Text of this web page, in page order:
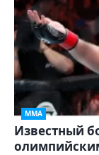
ММА
Известный